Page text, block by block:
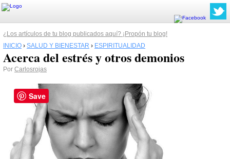
¿Los artículos de tu blog publicados aquí? ¡Propón tu blog!
INICIO › SALUD Y BIENESTAR › ESPIRITUALIDAD
Acerca del estrés y otros demonios
Por Carlosrojas
Save